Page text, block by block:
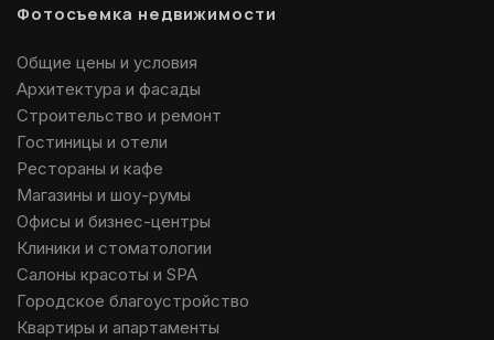
Фотосъемка недвижимости
Общие цены и условия
Архитектура и фасады
Строительство и ремонт
Гостиницы и отели
Рестораны и кафе
Магазины и шоу-румы
Офисы и бизнес-центры
Клиники и стоматологии
Салоны красоты и SPA
Городское благоустройство
Квартиры и апартаменты